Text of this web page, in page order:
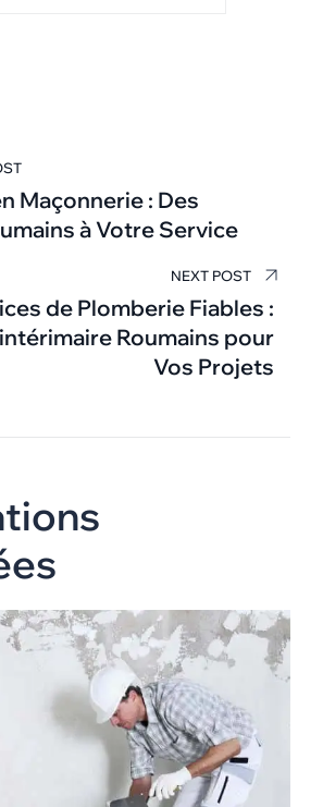
Maçonnerie : Des
à Votre Service
NEXT POST
de Plomberie Fiables :
Roumains pour
Vos Projets